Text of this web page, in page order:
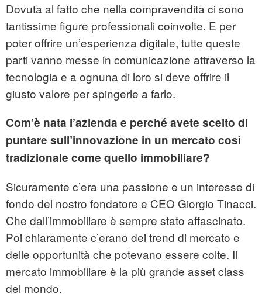
Dovuta al fatto che nella compravendita ci sono
tantissime figure professionali coinvolte. E per
poter offrire un’esperienza digitale, tutte queste
parti vanno messe in comunicazione attraverso la
tecnologia e a ognuna di loro si deve offrire il
giusto valore per spingerle a farlo.
Com’è nata l’azienda e perché avete scelto di
puntare sull’innovazione in un mercato così
tradizionale come quello immobiliare?
Sicuramente c’era una passione e un interesse di
fondo del nostro fondatore e CEO Giorgio Tinacci.
Che dall’immobiliare è sempre stato affascinato.
Poi chiaramente c’erano dei trend di mercato e
delle opportunità che potevano essere colte. Il
mercato immobiliare è la più grande asset class
del mondo.